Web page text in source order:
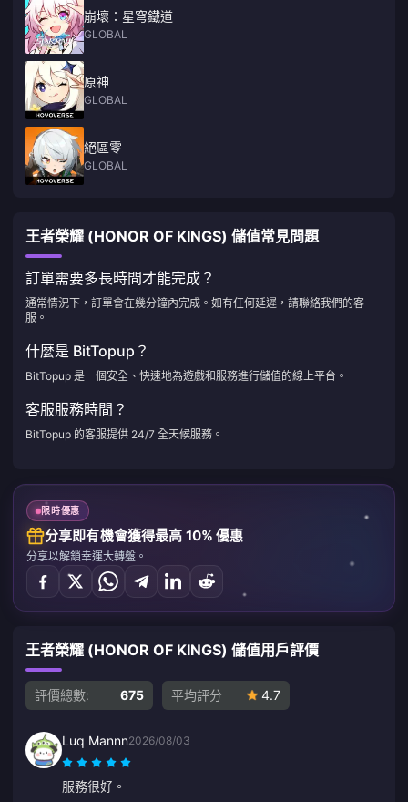
崩壞：星穹鐵道
GLOBAL
原神
GLOBAL
絕區零
GLOBAL
王者榮耀 (HONOR OF KINGS) 儲值常見問題
訂單需要多長時間才能完成？
通常情況下，訂單會在幾分鐘內完成。如有任何延遲，請聯絡我們的客
服。
什麼是 BitTopup？
BitTopup 是一個安全、快速地為遊戲和服務進行儲值的線上平台。
客服服務時間？
BitTopup 的客服提供 24/7 全天候服務。
限時優惠
分享即有機會獲得最高 10% 優惠
分享以解鎖幸運大轉盤。
王者榮耀 (HONOR OF KINGS) 儲值用戶評價
評價總數: 675 平均評分 4.7
Luq Mannn2026/08/03
服務很好。